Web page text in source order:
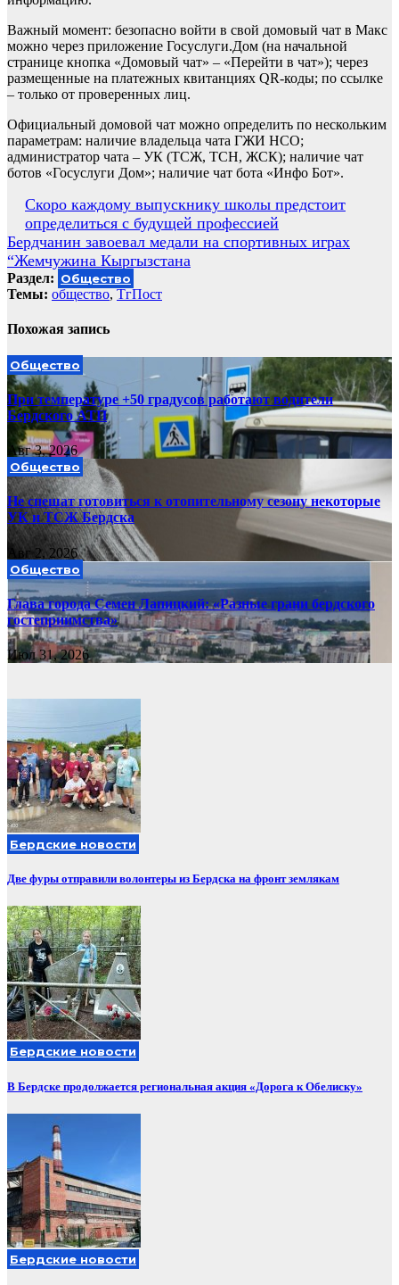
Важный момент: безопасно войти в свой домовый чат в Макс
можно через приложение Госуслуги.Дом (на начальной
странице кнопка «Домовый чат» – «Перейти в чат»); через
размещенные на платежных квитанциях QR-коды; по ссылке
– только от проверенных лиц.
Официальный домовой чат можно определить по нескольким
параметрам: наличие владельца чата ГЖИ НСО;
администратор чата – УК (ТСЖ, ТСН, ЖСК); наличие чат
ботов «Госуслуги Дом»; наличие чат бота «Инфо Бот».
Навигация
по
записям
Скоро каждому выпускнику школы предстоит
определиться с будущей профессией
Бердчанин завоевал медали на спортивных играх
“Жемчужина Кыргызстана
Раздел: Общество
Темы: общество, ТгПост
Похожая запись
Общество
При температуре +50 градусов работают водители
Бердского АТП
Авг 3, 2026
Общество
Не спешат готовиться к отопительному сезону некоторые
УК и ТСЖ Бердска
Авг 2, 2026
Общество
Глава города Семен Лапицкий: «Разные грани бердского
гостеприимства»
Июл 31, 2026
Бердские новости
Две фуры отправили волонтеры из Бердска на фронт землякам
Бердские новости
В Бердске продолжается региональная акция «Дорога к Обелиску»
Бердские новости